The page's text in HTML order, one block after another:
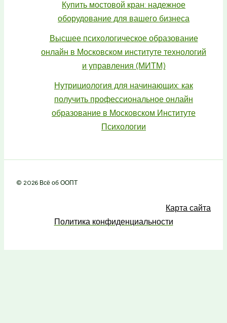
Купить мостовой кран: надежное
оборудование для вашего бизнеса
Высшее психологическое образование
онлайн в Московском институте технологий
и управления (МИТМ)
Нутрициология для начинающих: как
получить профессиональное онлайн
образование в Московском Институте
Психологии
© 2026 Всё об ООПТ
Карта сайта
Политика конфиденциальности